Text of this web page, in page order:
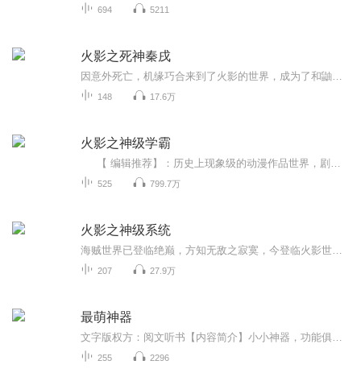
694 5211
火影之死神秦戌
148 17.6万
火影之神级学霸
525 799.7万
火影之神级系统
207 27.9万
最萌神器
255 2296